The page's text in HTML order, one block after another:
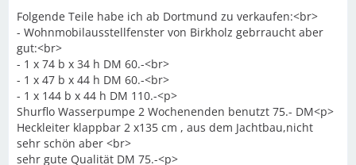
Folgende Teile habe ich ab Dortmund zu verkaufen:<br>
- Wohnmobilausstellfenster von Birkholz gebrraucht aber
gut:<br>
- 1 x 74 b x 34 h DM 60.-<br>
- 1 x 47 b x 44 h DM 60.-<br>
- 1 x 144 b x 44 h DM 110.-<p>
Shurflo Wasserpumpe 2 Wochenenden benutzt 75.- DM<p>
Heckleiter klappbar 2 x135 cm , aus dem Jachtbau,nicht
sehr schön aber <br>
sehr gute Qualität DM 75.-<p>